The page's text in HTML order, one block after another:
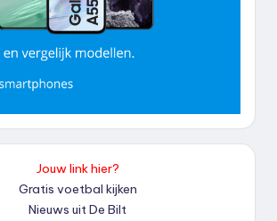
Jouw link hier?
Gratis voetbal kijken
Nieuws uit De Bilt